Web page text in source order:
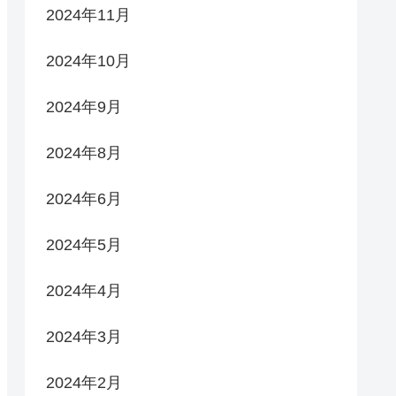
2024年11月
2024年10月
2024年9月
2024年8月
2024年6月
2024年5月
2024年4月
2024年3月
2024年2月